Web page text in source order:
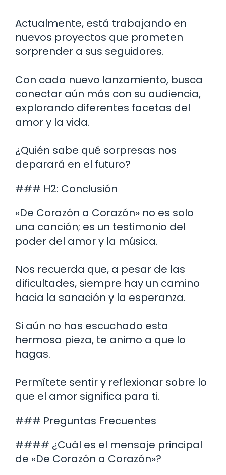
Actualmente, está trabajando en
nuevos proyectos que prometen
sorprender a sus seguidores.
Con cada nuevo lanzamiento, busca
conectar aún más con su audiencia,
explorando diferentes facetas del
amor y la vida.
¿Quién sabe qué sorpresas nos
deparará en el futuro?
### H2: Conclusión
«De Corazón a Corazón» no es solo
una canción; es un testimonio del
poder del amor y la música.
Nos recuerda que, a pesar de las
dificultades, siempre hay un camino
hacia la sanación y la esperanza.
Si aún no has escuchado esta
hermosa pieza, te animo a que lo
hagas.
Permítete sentir y reflexionar sobre lo
que el amor significa para ti.
### Preguntas Frecuentes
#### ¿Cuál es el mensaje principal
de «De Corazón a Corazón»?